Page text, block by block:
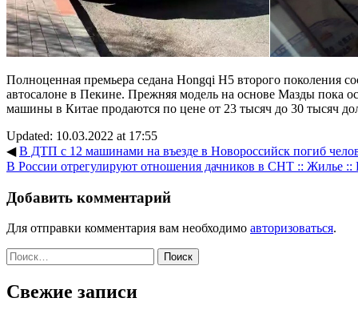
Полноценная премьера седана Hongqi H5 второго поколения
автосалоне в Пекине. Прежняя модель на основе Мазды пока
машины в Китае продаются по цене от 23 тысяч до 30 тысяч
Updated: 10.03.2022 at 17:55
◀В ДТП с 12 машинами на въезде в Новороссийск погиб
В России отрегулируют отношения дачников в СНТ :: Жилье
Добавить комментарий
Для отправки комментария вам необходимо авторизоваться.
Найти:
Свежие записи